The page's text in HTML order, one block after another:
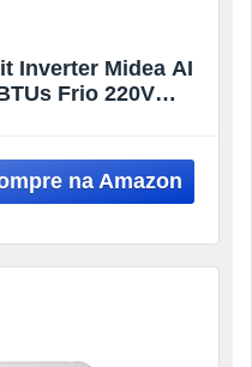
Inverter Midea AI
Frio 220V